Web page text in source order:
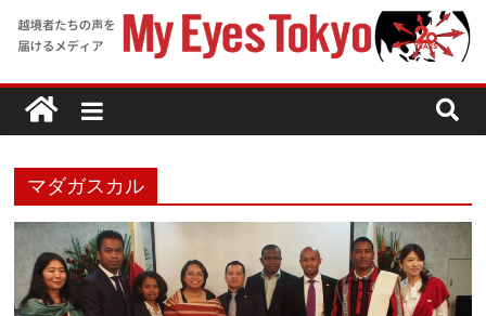
マダガスカル